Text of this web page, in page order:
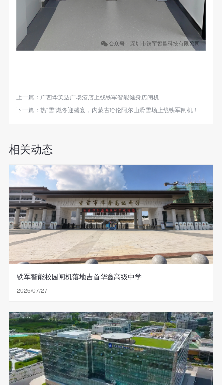
上一篇： 广西华美达广场酒店上线铁军智能健身房闸机
下一篇： 热“雪”燃冬迎盛宴，内蒙古哈伦阿尔山滑雪场上线铁军闸机！
相关动态
铁军智能校园闸机落地吉首华鑫高级中学
2026/07/27